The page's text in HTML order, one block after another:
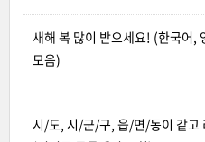
새해 복 많이 받으세요! (한국어,
모음)
시/도, 시/군/구, 읍/면/동이 같고